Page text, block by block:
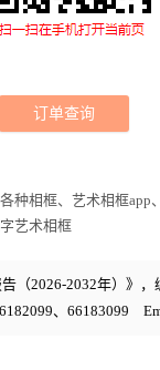
订单查询
种相框、艺术相框
艺术相框
（2026-2032年）》，
、66183099